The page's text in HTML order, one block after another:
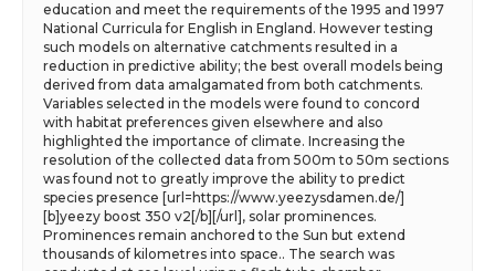
education and meet the requirements of the 1995 and 1997
National Curricula for English in England. However testing
such models on alternative catchments resulted in a
reduction in predictive ability; the best overall models being
derived from data amalgamated from both catchments.
Variables selected in the models were found to concord
with habitat preferences given elsewhere and also
highlighted the importance of climate. Increasing the
resolution of the collected data from 500m to 50m sections
was found not to greatly improve the ability to predict
species presence [url=https://www.yeezysdamen.de/]
[b]yeezy boost 350 v2[/b][/url], solar prominences.
Prominences remain anchored to the Sun but extend
thousands of kilometres into space.. The search was